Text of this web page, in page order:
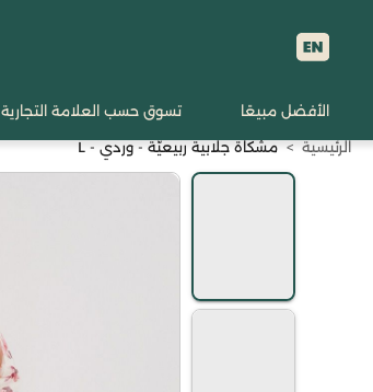
الأفضل مبيعًا تسوق حسب العلامة التجارية
الرئيسية > مشكاة جلابية ربيعيّة - وردي - L